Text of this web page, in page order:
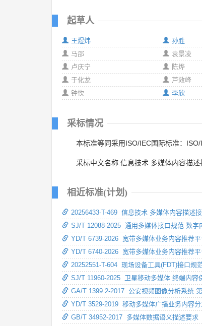
起草人
王煜炜
孙胜
马邵
袁景凌
卢庆宁
陈烨
于化龙
芦效峰
钟忺
李欣
采标情况
本标准等同采用ISO/IEC国际标准：ISO/
采标中文名称:信息技术 多媒体内容描
相近标准(计划)
20256433-T-469 信息技术 多媒体内容描述
SJ/T 12088-2025 通用多媒体接口规范 数字
YD/T 6739-2026 宽带多媒体业务内容推荐
YD/T 6740-2026 宽带多媒体业务内容推荐
20252551-T-604 现场设备工具(FDT)接口规
SJ/T 11960-2025 卫星移动多媒体 终端内容
GA/T 1399.2-2017 公安视频图像分析系统
YD/T 3529-2019 移动多媒体广播业务内容
GB/T 34952-2017 多媒体数据语义描述要求